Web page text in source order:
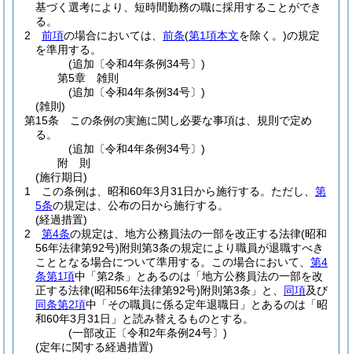
基づく選考により、短時間勤務の職に採用することができ
る。
2
前項の場合においては、 前条(第1項本文を除く。)の規定
を準用する。
(追加〔令和4年条例34号〕)
第5章
雑則
(追加〔令和4年条例34号〕)
(雑則)
第15条
この条例の実施に関し必要な事項は、規則で定め
る。
(追加〔令和4年条例34号〕)
附 則
(施行期日)
1
この条例は、昭和60年3月31日から施行する。 ただし、 第
5条の規定は、公布の日から施行する。
(経過措置)
2
第4条の規定は、地方公務員法の一部を改正する法律(昭和
56年法律第92号)附則第3条の規定により職員が退職すべき
こととなる場合について準用する。
この場合において、 第4
条第1項中「第2条」とあるのは「地方公務員法の一部を改
正する法律(昭和56年法律第92号)附則第3条」と、 同項及び
同条第2項中「その職員に係る定年退職日」とあるのは「昭
和60年3月31日」と読み替えるものとする。
(一部改正〔令和2年条例24号〕)
(定年に関する経過措置)